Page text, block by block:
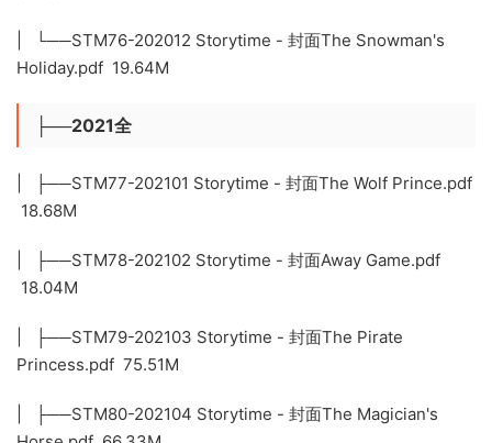
| └──STM76-202012 Storytime - 封面The Snowman's
Holiday.pdf 19.64M
├──2021全
| ├──STM77-202101 Storytime - 封面The Wolf Prince.pdf
18.68M
| ├──STM78-202102 Storytime - 封面Away Game.pdf
18.04M
| ├──STM79-202103 Storytime - 封面The Pirate
Princess.pdf 75.51M
| ├──STM80-202104 Storytime - 封面The Magician's